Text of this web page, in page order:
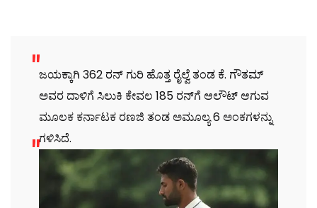
ಜಯಕ್ಕಾಗಿ 362 ರನ್ ಗುರಿ ಹೊತ್ತ ರೈಲ್ವೆ ತಂಡ ಕೆ. ಗೌತಮ್
ಅವರ ದಾಳಿಗೆ ಸಿಲುಕಿ ಕೇವಲ 185 ರನ್‌ಗೆ ಆಲೌಟ್ ಆಗುವ
ಮೂಲಕ ಕರ್ನಾಟಕ ರಣಜಿ ತಂಡ ಅಮೂಲ್ಯ 6 ಅಂಕಗಳನ್ನು
ಗಳಿಸಿದೆ.